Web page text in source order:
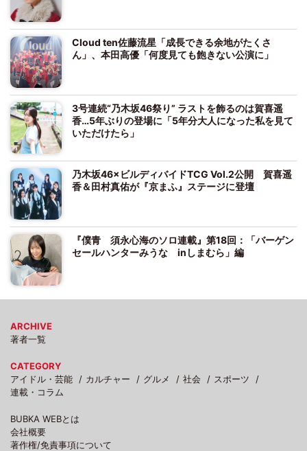
Cloud ten佐藤流星「成長できる余地がたくさ
ん」、本田高優「何度見ても飽きない公演に」
3号連続“乃木坂46祭り” ラストを飾るのは賀喜遥
香…5年ぶりの登場に「5年分大人になった私を見て
いただけたら」
乃木坂46×ビルディバイドTCG Vol.2公開 賀喜遥
香＆田村真佑が『京まふ』ステージに登壇
『僕青 須永心海のソロ連載』第18回：「バーゲン
セールハンターみうな inしまむら」編
ARCHIVE
著者一覧
CATEGORY
アイドル・芸能
カルチャー グルメ 社会
スポーツ
連載・コラム
BUBKA WEBとは
会社概要
著作権/免責事項について